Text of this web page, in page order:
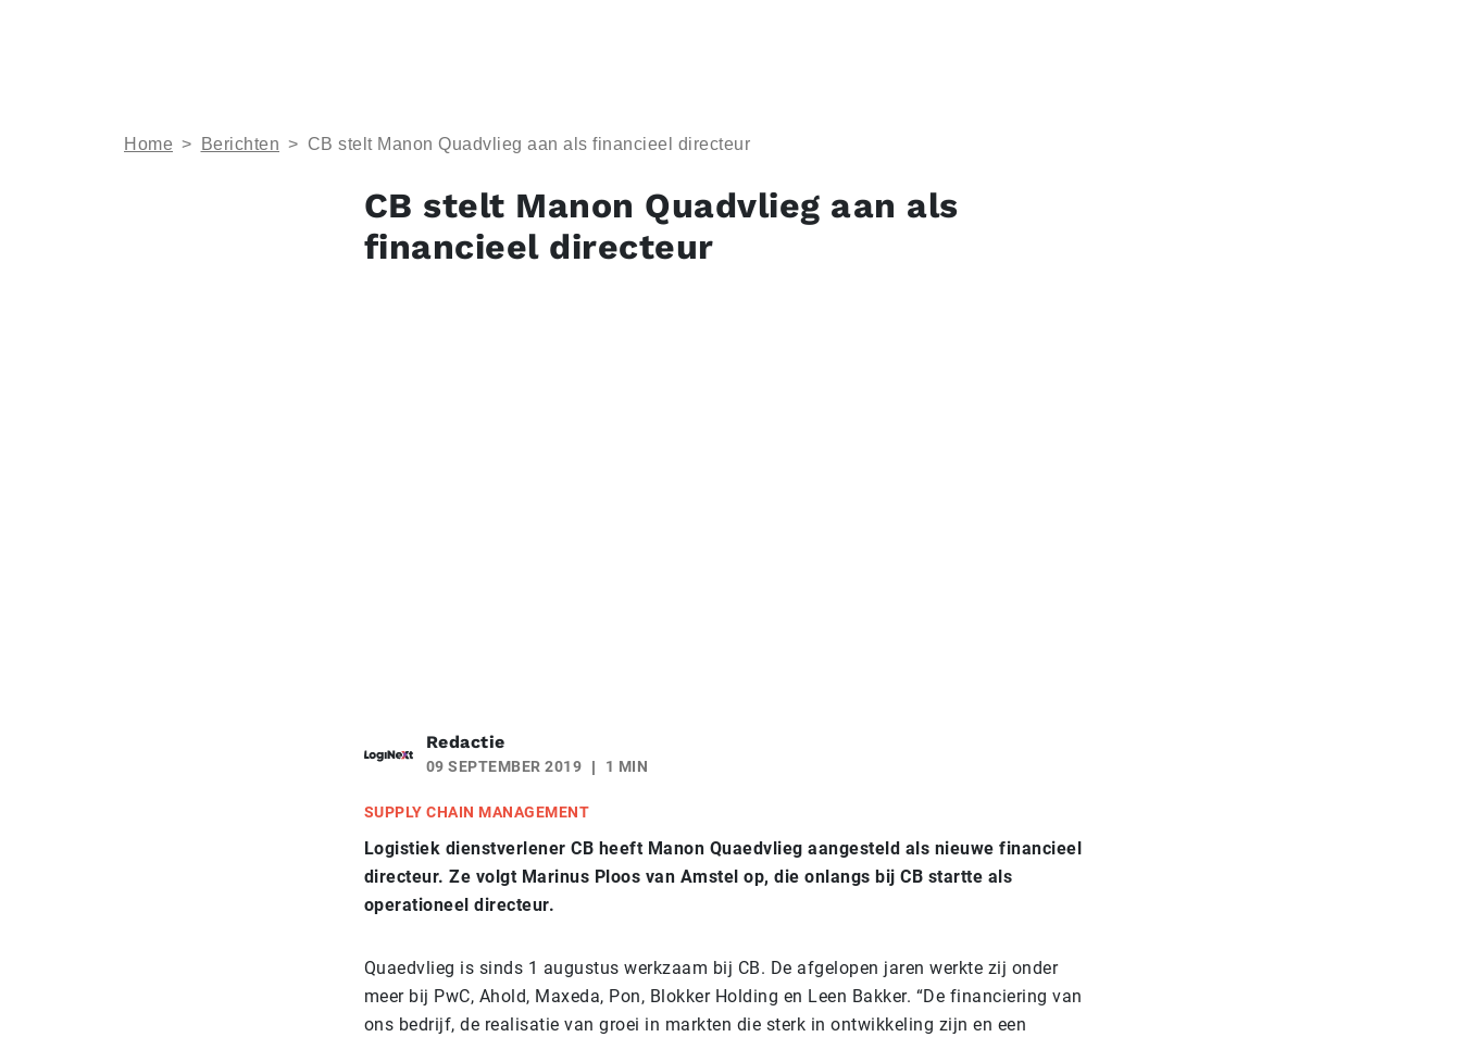
Home > Berichten > CB stelt Manon Quadvlieg aan als financieel directeur
CB stelt Manon Quadvlieg aan als
financieel directeur
Redactie
09 SEPTEMBER 2019 1 MIN
SUPPLY CHAIN MANAGEMENT
Logistiek dienstverlener CB heeft Manon Quaedvlieg aangesteld als nieuwe financieel
directeur. Ze volgt Marinus Ploos van Amstel op, die onlangs bij CB startte als
operationeel directeur.
Quaedvlieg is sinds 1 augustus werkzaam bij CB. De afgelopen jaren werkte zij onder
meer bij PwC, Ahold, Maxeda, Pon, Blokker Holding en Leen Bakker. “De financiering van
ons bedrijf, de realisatie van groei in markten die sterk in ontwikkeling zijn en een